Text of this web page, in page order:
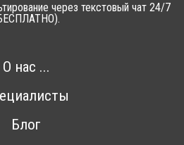
через текстовый чат 24/7
О нас ...
Блог